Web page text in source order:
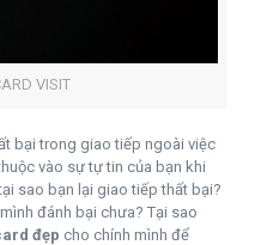
VISIT
bại trong giao tiếp ngoài việc
vào sự tự tin của bạn khi
sao bạn lại giao tiếp thất bại?
đánh bại chưa? Tại sao
đẹp cho chính mình để